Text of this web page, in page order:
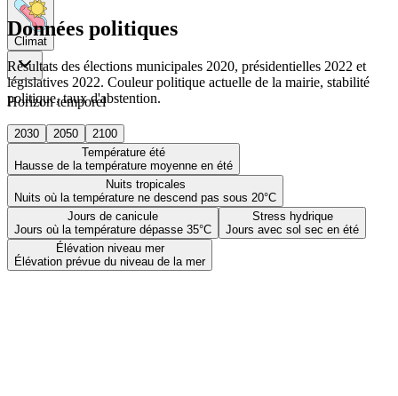
Climat
Horizon temporel
2030 2050
2100
Température été
Hausse de la température moyenne en été
Nuits tropicales
Nuits où la température ne descend pas sous 20°C
Jours de canicule
Jours où la température dépasse 35°C
Stress hydrique
Jours avec sol sec en été
Élévation niveau mer
Élévation prévue du niveau de la mer
Données politiques
Résultats des élections municipales 2020, présidentielles 2022 et
législatives 2022. Couleur politique actuelle de la mairie, stabilité
politique, taux d'abstention.